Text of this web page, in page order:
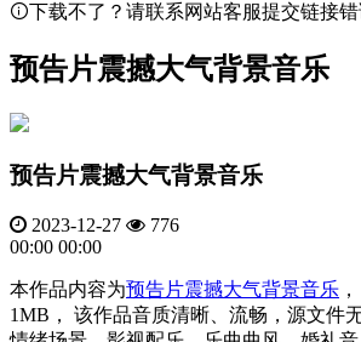
下载不了？请联系网站客服提交链接错
预告片震撼大气背景音乐
预告片震撼大气背景音乐
2023-12-27
776
00:00 00:00
本作品内容为预告片震撼大气背景音乐
1MB， 该作品音质清晰、流畅，源文件